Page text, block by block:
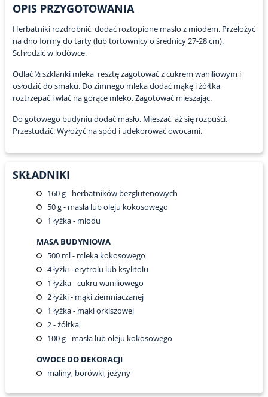
OPIS PRZYGOTOWANIA
Herbatniki rozdrobnić, dodać roztopione masło z miodem. Przełożyć
na dno formy do tarty (lub tortownicy o średnicy 27-28 cm).
Schłodzić w lodówce.
Odlać ½ szklanki mleka, resztę zagotować z cukrem waniliowym i
osłodzić do smaku. Do zimnego mleka dodać mąkę i żółtka,
roztrzepać i wlać na gorące mleko. Zagotować mieszając.
Do gotowego budyniu dodać masło. Mieszać, aż się rozpuści.
Przestudzić. Wyłożyć na spód i udekorować owocami.
SKŁADNIKI
160g - herbatników bezglutenowych
50g - masła lub oleju kokosowego
1 łyżka - miodu
MASA BUDYNIOWA
500ml - mleka kokosowego
4łyżki - erytrolu lub ksylitolu
1 łyżka - cukru waniliowego
2łyżki - mąki ziemniaczanej
1 łyżka - mąki orkiszowej
2- żółtka
100g - masła lub oleju kokosowego
OWOCE DO DEKORACJI
maliny, borówki, jeżyny